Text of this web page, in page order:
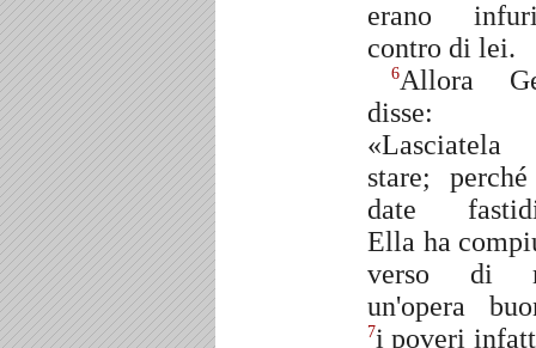
erano
contro di lei.
6Allora
disse:
«Lasciatela
stare;
date
Ella ha
verso di
un'opera
7i poveri